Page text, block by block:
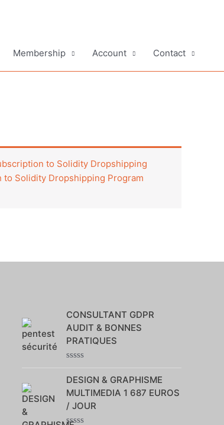
Membership Account Contact
to Solidity Dropshipping
Solidity Dropshipping Program
CONSULTANT GDPR
AUDIT & BONNES
PRATIQUES
0
sur
5
DESIGN & GRAPHISME
MULTIMEDIA 1 687 EUROS
/ JOUR